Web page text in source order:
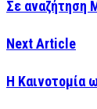
Σε αναζήτηση
Next Article
Η Καινοτομία